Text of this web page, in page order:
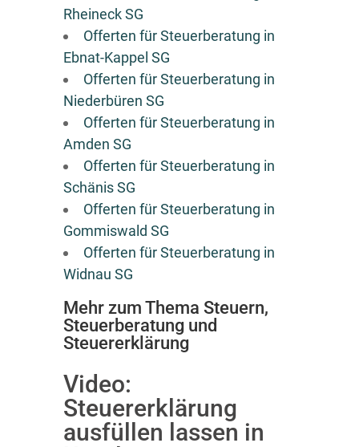
Rheineck SG
Offerten für Steuerberatung in
Ebnat-Kappel SG
Offerten für Steuerberatung in
Niederbüren SG
Offerten für Steuerberatung in
Amden SG
Offerten für Steuerberatung in
Schänis SG
Offerten für Steuerberatung in
Gommiswald SG
Offerten für Steuerberatung in
Widnau SG
Mehr zum Thema Steuern,
Steuerberatung und
Steuererklärung
Video:
Steuererklärung
ausfüllen lassen in